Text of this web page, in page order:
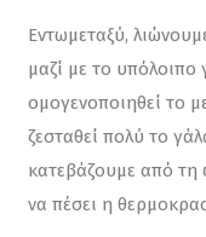
Εντωμεταξύ,
μαζί με το υπόλοιπο
ομογενοποιηθεί το
ζεσταθεί πολύ το
κατεβάζουμε από
να πέσει η